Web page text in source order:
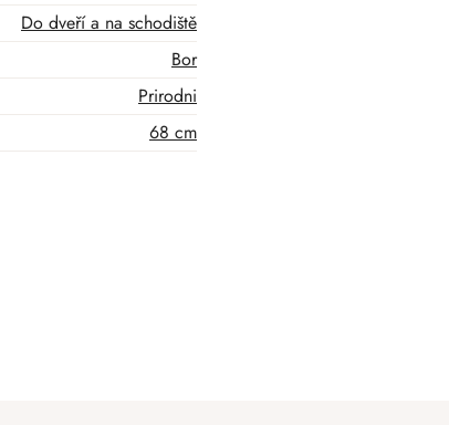
Do dveří a na schodiště
Bor
Prirodni
68 cm